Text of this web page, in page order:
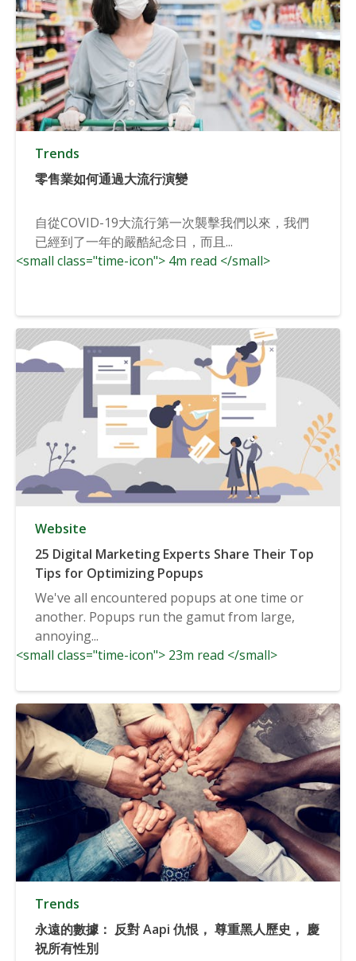
Trends
零售業如何通過大流行演變
自從COVID-19大流行第一次襲擊我們以來，我們
已經到了一年的嚴酷紀念日，而且...
<small class="time-icon"> 4m read </small>
Website
25 Digital Marketing Experts Share Their Top
Tips for Optimizing Popups
We've all encountered popups at one time or
another. Popups run the gamut from large,
annoying...
<small class="time-icon"> 23m read </small>
Trends
永遠的數據： 反對 Aapi 仇恨， 尊重黑人歷史， 慶
祝所有性別